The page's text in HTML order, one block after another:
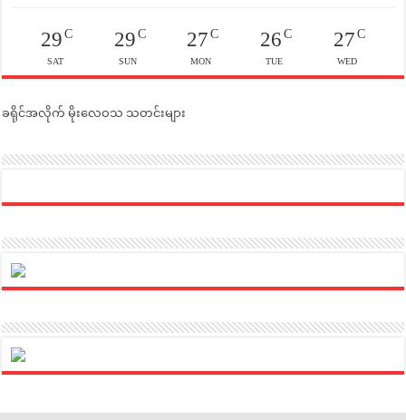
29C
SAT
29C
SUN
27 C
MON
26C
TUE
27C
WED
ခရိုင်အလိုက် မိုးလေဝသ သတင်းများ